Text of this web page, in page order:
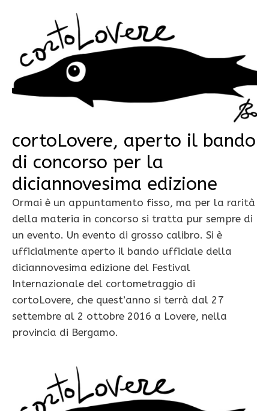
cortoLovere, aperto il bando
di concorso per la
diciannovesima edizione
Ormai è un appuntamento fisso, ma per la rarità
della materia in concorso si tratta pur sempre di
un evento. Un evento di grosso calibro. Si è
ufficialmente aperto il bando ufficiale della
diciannovesima edizione del Festival
Internazionale del cortometraggio di
cortoLovere, che quest’anno si terrà dal 27
settembre al 2 ottobre 2016 a Lovere, nella
provincia di Bergamo.